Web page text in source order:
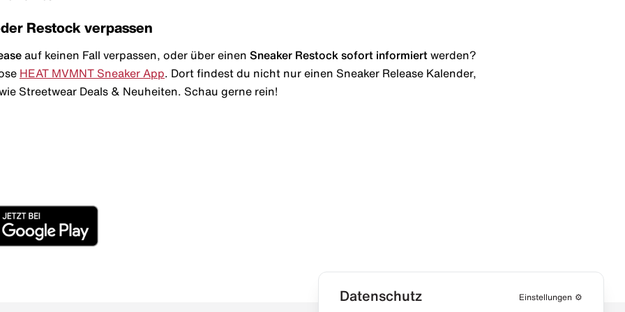
Restock verpassen
auf keinen Fall verpassen, oder über einen Sneaker Restock sofort informiert werden?
HEAT MVMNT Sneaker App . Dort findest du nicht nur einen Sneaker Release Kalender,
Streetwear Deals & Neuheiten. Schau gerne rein!
Datenschutz Einstellungen ⚙️